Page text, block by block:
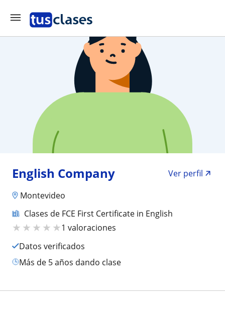
English Company
Ver perfil
Montevideo
Clases de FCE First Certificate in English
★ ★ ★ ★ ★1 valoraciones
Datos verificados
más de 5 años dando clase